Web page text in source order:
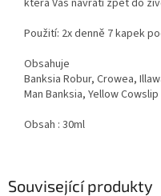
Související produkty
která Vás navrátí zpět do
Použití: 2x denně 7 kapek
Obsahuje
Banksia Robur, Crowea,
Man Banksia, Yellow
Obsah : 30ml